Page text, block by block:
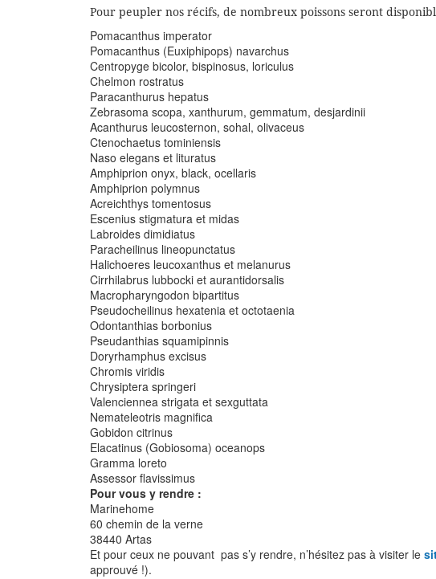
Pour peupler nos récifs, de nombreux poissons seront
Pomacanthus imperator
Pomacanthus (Euxiphipops) navarchus
Centropyge bicolor, bispinosus, loriculus
Chelmon rostratus
Paracanthurus hepatus
Zebrasoma scopa, xanthurum, gemmatum, desjardinii
Acanthurus leucosternon, sohal, olivaceus
Ctenochaetus tominiensis
Naso elegans et lituratus
Amphiprion onyx, black, ocellaris
Amphiprion polymnus
Acreichthys tomentosus
Escenius stigmatura et midas
Labroides dimidiatus
Paracheilinus lineopunctatus
Halichoeres leucoxanthus et melanurus
Cirrhilabrus lubbocki et aurantidorsalis
Macropharyngodon bipartitus
Pseudocheilinus hexatenia et octotaenia
Odontanthias borbonius
Pseudanthias squamipinnis
Doryrhamphus excisus
Chromis viridis
Chrysiptera springeri
Valenciennea strigata et sexguttata
Nemateleotris magnifica
Gobidon citrinus
Elacatinus (Gobiosoma) oceanops
Gramma loreto
Assessor flavissimus
Pour vous y rendre :
Marinehome
60 chemin de la verne
38440 Artas
Et pour ceux ne pouvant pas s’y rendre, n’hésitez pas à visiter le
approuvé !).